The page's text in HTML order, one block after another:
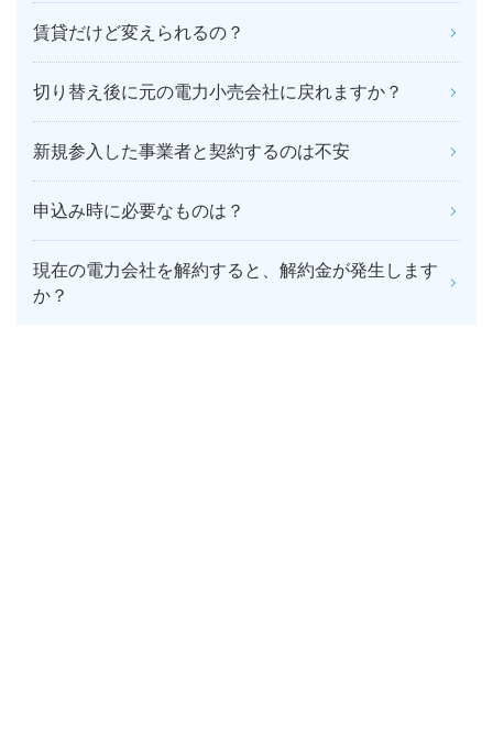
賃貸だけど変えられるの？
切り替え後に元の電力小売会社に戻れますか？
新規参入した事業者と契約するのは不安
申込み時に必要なものは？
現在の電力会社を解約すると、解約金が発生します
か？